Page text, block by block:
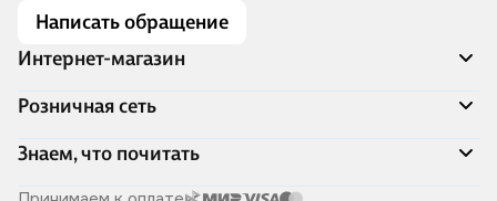
Написать обращение
Интернет-магазин
Акции
Доставка и оплата
Программа лояльности
Подарочные сертификаты
Розничная сеть
Адреса магазинов
Книжный Дозор
О компании
Знаем, что почитать
Скоро в продаже